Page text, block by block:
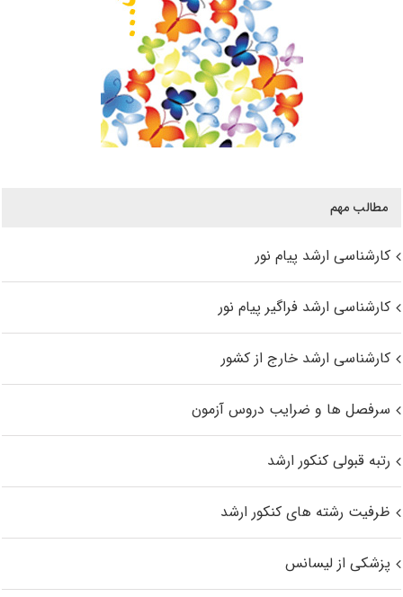
مطالب مهم
کارشناسی ارشد پیام نور
کارشناسی ارشد فراگیر پیام نور
کارشناسی ارشد خارج از کشور
سرفصل ها و ضرایب دروس آزمون
رتبه قبولی کنکور ارشد
ظرفیت رشته های کنکور ارشد
پزشکی از لیسانس